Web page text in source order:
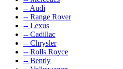
-- Audi
-- Range Rover
-- Lexus
-- Cadillac
-- Chrysler
-- Rolls Royce
-- Bently